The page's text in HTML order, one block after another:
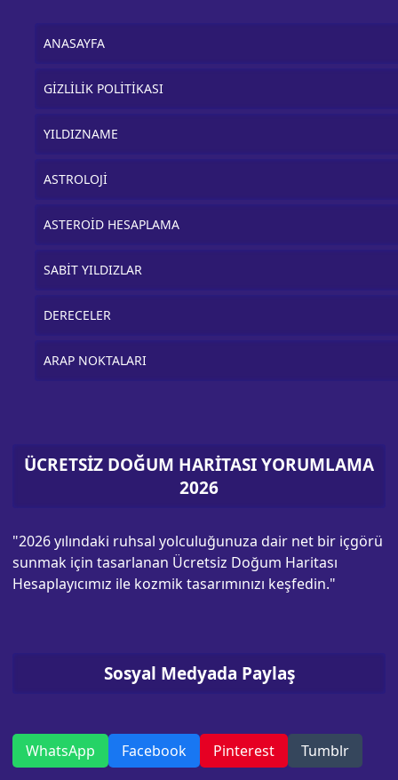
ANASAYFA
GİZLİLİK POLİTİKASI
YILDIZNAME
ASTROLOJİ
ASTEROİD HESAPLAMA
SABİT YILDIZLAR
DERECELER
ARAP NOKTALARI
ÜCRETSİZ DOĞUM HARİTASI YORUMLAMA
2026
"2026 yılındaki ruhsal yolculuğunuza dair net bir içgörü
sunmak için tasarlanan Ücretsiz Doğum Haritası
Hesaplayıcımız ile kozmik tasarımınızı keşfedin."
Sosyal Medyada Paylaş
WhatsApp Facebook Pinterest Tumblr